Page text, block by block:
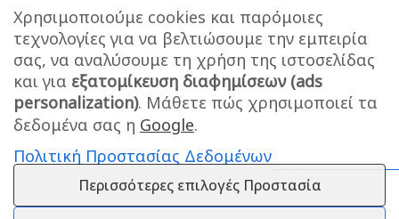
Επικοινωνία
Πληροφορίες Αποστολής
Τρόποι Πληρωμής
Πολιτική Επιστροφών
Υπαναχώρηση
Εγγραφείτε στο Newsletter μας
Επικοινωνία
25210 58444
info@melanaki-shop.gr
Ωράριο
Καθημερινά: 9:00 – 14:00
Χρησιμοποιούμε cookies και παρόμοιες
τεχνολογίες για να βελτιώσουμε την εμπειρία
σας, να αναλύσουμε τη χρήση της ιστοσελίδας
και για εξατομίκευση διαφημίσεων (ads
personalization). Μάθετε πώς χρησιμοποιεί τα
δεδομένα σας η Google.
Πολιτική Προστασίας Δεδομένων
Περισσότερες επιλογές Προστασία